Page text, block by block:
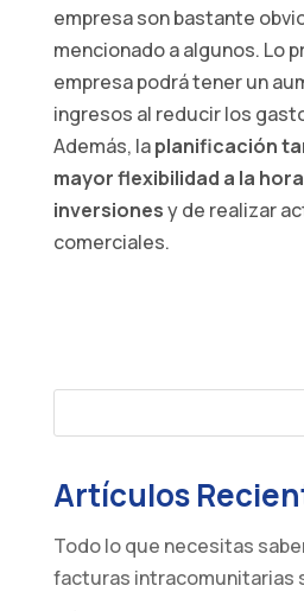
empresa son bastante
mencionado a algunos. Lo
empresa podrá tener un
ingresos al reducir los
Además, laplanificación
mayor flexibilidad a la
inversionesy de realizar
comerciales.
Artículos
Todo lo que necesitas
facturas intracomunitarias